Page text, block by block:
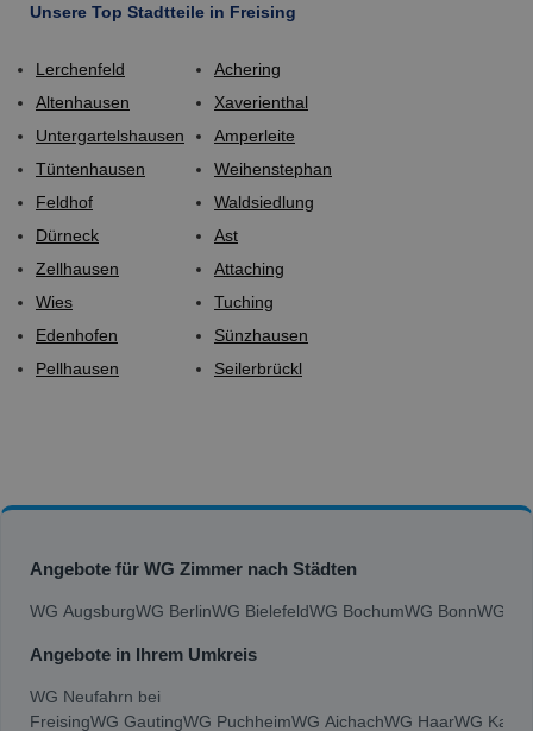
Unsere Top Stadtteile in Freising
Lerchenfeld
Altenhausen
Untergartelshausen
Tüntenhausen
Feldhof
Dürneck
Zellhausen
Wies
Edenhofen
Pellhausen
Achering
Xaverienthal
Amperleite
Weihenstephan
Waldsiedlung
Ast
Attaching
Tuching
Sünzhausen
Seilerbrückl
Angebote für WG Zimmer nach Städten
WG AugsburgWG BerlinWG BielefeldWG BochumWG BonnWG
Angebote in Ihrem Umkreis
WG Neufahrn bei
FreisingWG GautingWG PuchheimWG AichachWG HaarWG